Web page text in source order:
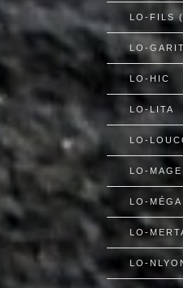
LO-FILS
LO-
LO-HIC
LO-LITA
LO-
LO-
LO-MÉGA
LO-
LO-